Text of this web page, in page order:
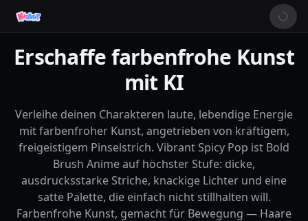
Erschaffe farbenfrohe Kunst
mit KI
Verleihe deinen Charakteren laute, lebendige Energie
mit farbenfroher Kunst, angetrieben von kräftigem,
freigeistigem Pinselstrich. Vibrant Spicy Pop ist Bold
Brush Anime auf höchster Stufe: dicke,
ausdrucksstarke Striche, knackige Lichter und eine
satte Palette, die einfach nicht stillhalten will.
Farbenfrohe Kunst, gemacht für Bewegung — Haare